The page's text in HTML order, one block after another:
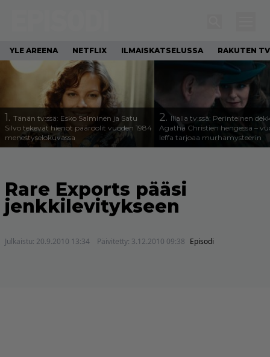
YLE AREENA NETFLIX ILMAISKATSELUSSA RAKUTEN TV
1. Tänän tv:ssä: Esko Salminen ja Satu
Silvo tekevät hienot pääroolit vuoden 1984
menestyselokuvassa
2. Illalla tv:ssä: Perinteinen
Agatha Christien hengessä –
leffa tarjoaa murhamysteerin
Rare Exports pääsi
jenkkilevitykseen
Julkaistu: 20.9.2010 13:34 Päivitetty: 3.12.2010 09:38 Episodi